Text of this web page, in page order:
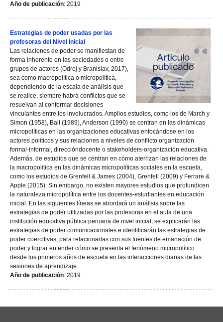
Año de publicación: 2019
Estrategias de poder usadas por las
profesoras del Nivel Inicial
Las relaciones de poder se manifiestan de
forma inherente en las sociedades o entre
grupos de actores (Odrej y Branislav, 2017),
sea como macropolítica o micropolítica,
dependiendo de la escala de análisis que
se realice, siempre habrá conflictos que se
resuelvan al conformar decisiones
vinculantes entre los involucrados. Amplios estudios, como los de March y
Simon (1958), Ball (1989), Anderson (1990) se centran en las dinámicas
micropolíticas en las organizaciones educativas enfocándose en los
actores políticos y sus relaciones a niveles de conflicto organización
formal-informal, direccióndocente o stakeholders-organización educativa.
Además, de estudios que se centran en cómo aterrizan las relaciones de
la macropolítica en las dinámicas micropolíticas sociales en la escuela,
como los estudios de Grenfell & James (2004), Grenfell (2009) y Ferrare &
Apple (2015). Sin embargo, no existen mayores estudios que profundicen
la naturaleza micropolítica entre los docentes-estudiantes en educación
inicial. En las siguientes líneas se abordará un análisis sobre las
estrategias de poder utilizadas por las profesoras en el aula de una
institución educativa pública peruana de nivel inicial, se explicarán las
estrategias de poder comunicacionales e identificarán las estrategias de
poder coercitivas, para relacionarlas con sus fuentes de emanación de
poder y lograr entender cómo se presenta el fenómeno micropolítico
desde los primeros años de escuela en las interacciones diarias de las
sesiones de aprendizaje.
Año de publicación: 2019